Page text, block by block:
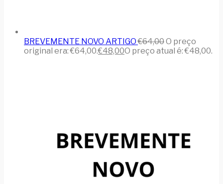
BREVEMENTE NOVO ARTIGO €64,00O preço
original era: €64,00.€48,00O preço atual é: €48,00.